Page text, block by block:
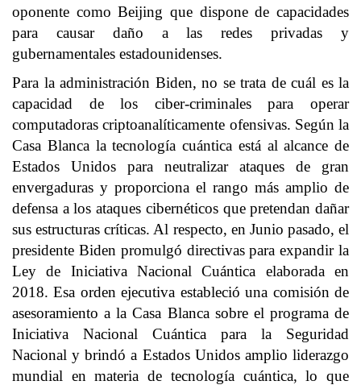
oponente como Beijing que dispone de capacidades
para causar daño a las redes privadas y
gubernamentales estadounidenses.
Para la administración Biden, no se trata de cuál es la
capacidad de los ciber-criminales para operar
computadoras criptoanalíticamente ofensivas. Según la
Casa Blanca la tecnología cuántica está al alcance de
Estados Unidos para neutralizar ataques de gran
envergaduras y proporciona el rango más amplio de
defensa a los ataques cibernéticos que pretendan dañar
sus estructuras críticas. Al respecto, en Junio pasado, el
presidente Biden promulgó directivas para expandir la
Ley de Iniciativa Nacional Cuántica elaborada en
2018. Esa orden ejecutiva estableció una comisión de
asesoramiento a la Casa Blanca sobre el programa de
Iniciativa Nacional Cuántica para la Seguridad
Nacional y brindó a Estados Unidos amplio liderazgo
mundial en materia de tecnología cuántica, lo que